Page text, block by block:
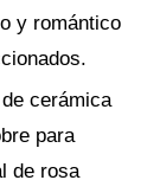
y romántico
cerámica
para
de rosa